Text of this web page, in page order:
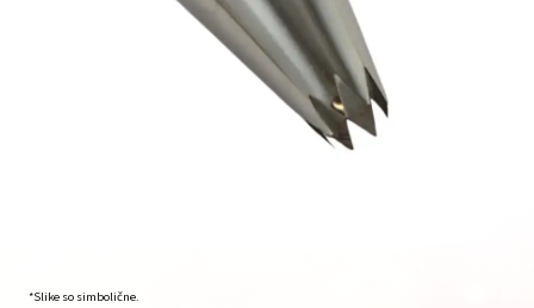
*Slike so simbolične.